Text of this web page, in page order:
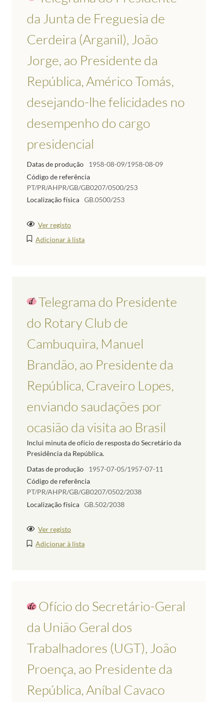
da Junta de Freguesia de
Cerdeira (Arganil), João
Jorge, ao Presidente da
República, Américo Tomás,
desejando-lhe felicidades no
desempenho do cargo
presidencial
Datas de produção
1958-08-09/1958-08-09
Código de referência
PT/PR/AHPR/GB/GB0207/0500/253
Localização física GB.0500/253
Ver registo
Adicionar à lista
Telegrama do Presidente
do Rotary Club de
Cambuquira, Manuel
Brandão, ao Presidente da
República, Craveiro Lopes,
enviando saudações por
ocasião da visita ao Brasil
Inclui minuta de ofício de resposta do Secretário da
Presidência da República.
Datas de produção
1957-07-05/1957-07-11
Código de referência
PT/PR/AHPR/GB/GB0207/0502/2038
Localização física GB.502/2038
Ver registo
Adicionar à lista
Ofício do Secretário-Geral
da União Geral dos
Trabalhadores (UGT), João
Proença, ao Presidente da
República, Aníbal Cavaco